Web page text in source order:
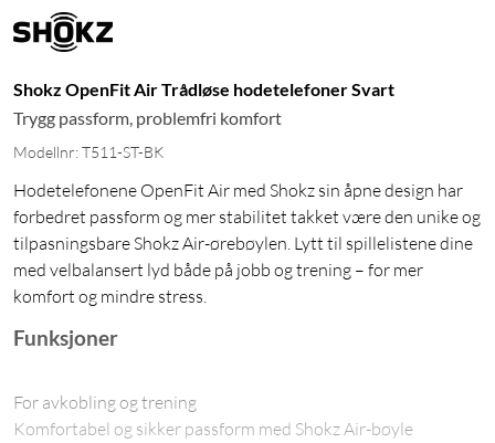
Shokz OpenFit Air Trådløse hodetelefoner Svart
Trygg passform, problemfri komfort
Modellnr: T511-ST-BK
Hodetelefonene OpenFit Air med Shokz sin åpne design har
forbedret passform og mer stabilitet takket være den unike og
tilpasningsbare Shokz Air-ørebøylen. Lytt til spillelistene dine
med velbalansert lyd både på jobb og trening – for mer
komfort og mindre stress.
Funksjoner
For avkobling og trening
Komfortabel og sikker passform med Shokz Air-bøyle